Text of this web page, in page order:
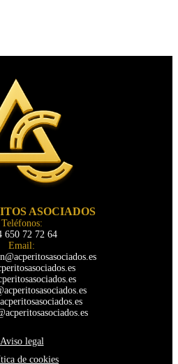
ASOCIADOS
Teléfonos:
650 72 72 64
Email:
Aviso legal
de cookies